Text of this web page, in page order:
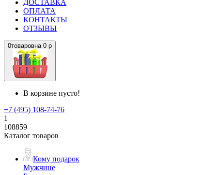
ДОСТАВКА
ОПЛАТА
КОНТАКТЫ
ОТЗЫВЫ
0товаровна 0 р
В корзине пусто!
+7 (495) 108-74-76
1
108859
Каталог товаров
Кому подарок
Мужчине